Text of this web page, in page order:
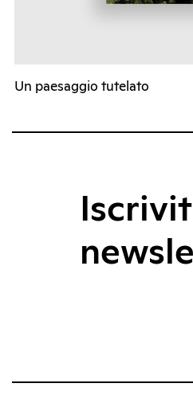
Un paesaggio tutelato